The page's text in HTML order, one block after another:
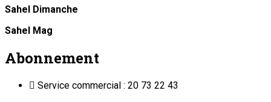
Sahel Dimanche
Sahel Mag
Abonnement
Service commercial : 20 73 22 43